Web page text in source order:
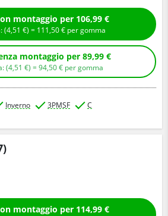
Compra con montaggio per 106,99 €
+ Ecotassa: (4,51 € ) = 111,50€ per gomma
Compra senza montaggio per 89,99 €
+ Ecotassa: (4,51 € ) =94,50€ per gomma
Inverno 3PMSF C
Compra con montaggio per 114,99 €